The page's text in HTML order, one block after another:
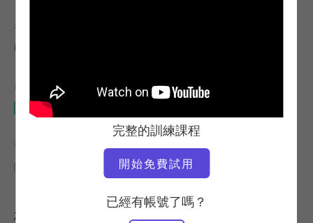
完整的訓練課程
開始免費試用
已經有帳號了嗎？
老師
Kathi Ross Nash
所需設備
Wunda 椅子
尋找類似的課程
您可能也會喜歡的其他訓練課程